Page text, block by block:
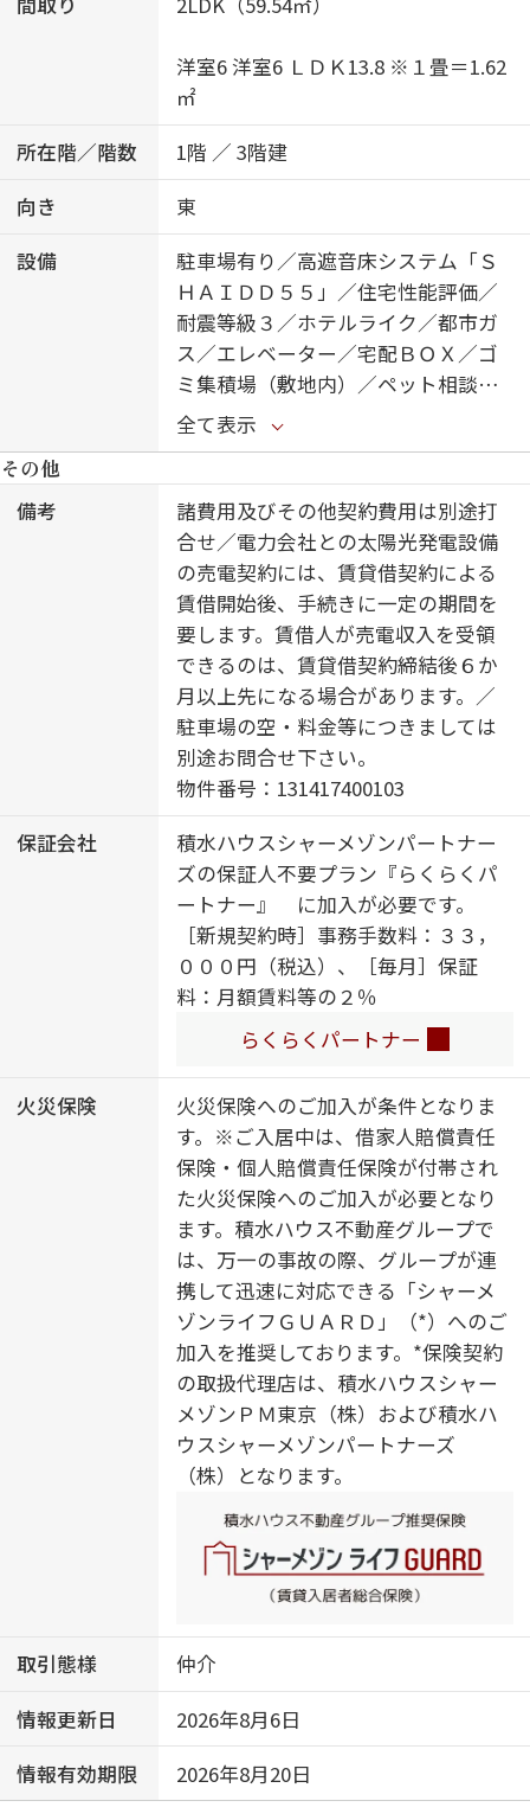
洋室6 洋室6 ＬＤＫ13.8 ※１畳＝1.62
㎡
所在階／階数
1階 ／ 3階建
向き
東
設備
駐車場有り／高遮音床システム「Ｓ
ＨＡＩＤＤ５５」／住宅性能評価／
耐震等級３／ホテルライク／都市ガ
ス／エレベーター／宅配ＢＯＸ／ゴ
ミ集積場（敷地内）／ペット相談可
（犬・猫可）／駐輪場（屋根付き）
／オートロック／防犯カメラ／ＢＳ
／ＣＡＴＶ（都市型）／４Ｋ・８Ｋ
対応／シャーメゾンガーデンズ／Ｌ
ＧＢＴＱフレンドリー／角部屋／ス
ライディングスクリーン／フローリ
ング／雨戸（電動シャッタータイ
プ）／モニタ付ドアホン／全身ミラ
ー／間接照明／ダウンライト／イン
ターネット無料（Ｗｉ－Ｆｉ対応）
／防犯ガラス（合せガラス）／ＩＯ
Ｔ対応／給湯箇所（浴室・台所・洗
面所）／エコジョーズ／給湯器（追
焚機能付）／太陽光発電／ＺＥＨ
（ネット・ゼロ・エネルギー・ハウ
ス）／建築物省エネ性能表示制度
（ＢＥＬＳ）／浴室乾燥機（暖房乾
燥）／シャワー／ユニットバス１４
１８／洗濯機置場（室内）／洗髪洗
面化粧台／洗面所独立／室内物干し
／対面キッチン／ＩＨクッキングヒ
洗浄機付／トイレ（洗浄機能付便
座）／バス・トイレ（セパレイト）
／ウォークインクローゼット／下駄
箱／全居室エアコン付／エアコン
（３台設置）／バルコニー／断熱等
性能等級６／内窓
全て表示
その他
備考
諸費用及びその他契約費用は別途打
合せ／電力会社との太陽光発電設備
の売電契約には、賃貸借契約による
賃借開始後、手続きに一定の期間を
要します。賃借人が売電収入を受領
できるのは、賃貸借契約締結後６か
月以上先になる場合があります。／
駐車場の空・料金等につきましては
別途お問合せ下さい。
物件番号：131417400103
保証会社
積水ハウスシャーメゾンパートナー
ズの保証人不要プラン『らくらくパ
ートナー』 に加入が必要です。
［新規契約時］事務手数料：３３，
０００円（税込）、［毎月］保証
料：月額賃料等の２％
らくらくパートナー
火災保険
火災保険へのご加入が条件となりま
す。※ご入居中は、借家人賠償責任
保険・個人賠償責任保険が付帯され
た火災保険へのご加入が必要となり
ます。積水ハウス不動産グループで
は、万一の事故の際、グループが連
携して迅速に対応できる「シャーメ
ゾンライフＧＵＡＲＤ」（*）へのご
加入を推奨しております。*保険契約
の取扱代理店は、積水ハウスシャー
メゾンＰＭ東京（株）および積水ハ
ウスシャーメゾンパートナーズ
（株）となります。
取引態様
仲介
情報更新日
2026年8月6日
情報有効期限
2026年8月20日